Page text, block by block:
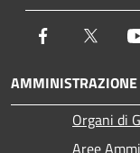
Facebook
AMMINISTRAZIONE
Organi di
Aree